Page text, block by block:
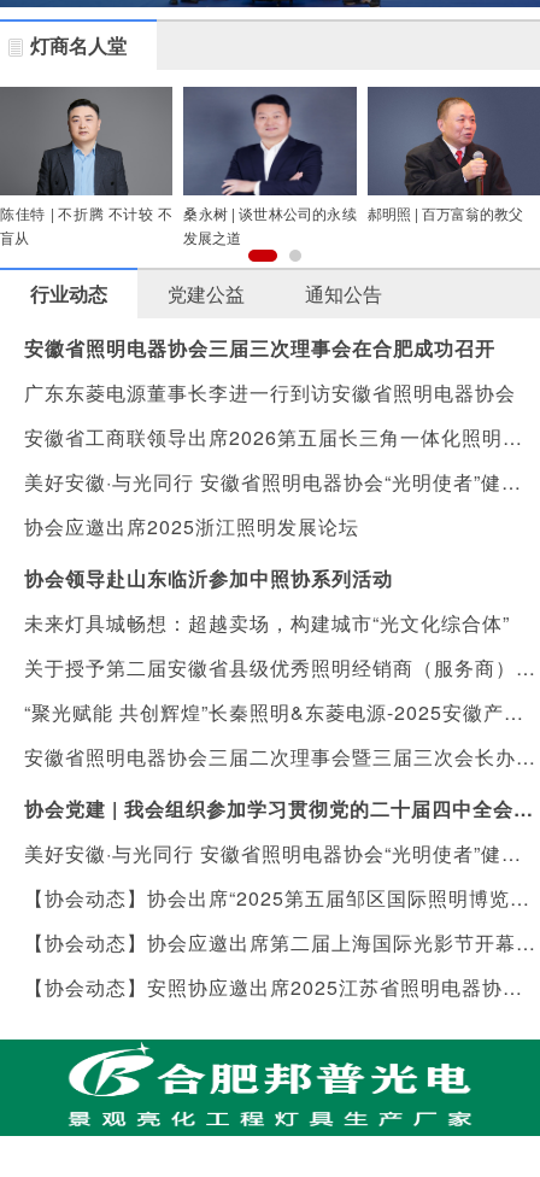
灯商名人堂
陈佳特 | 不折腾 不计较 不
盲从
桑永树 | 谈世林公司的永续
发展之道
郝明照 | 百万富翁的教父
行业动态 党建公益
通知公告
安徽省照明电器协会三届三次理事会在合肥成功召开
广东东菱电源董事长李进一行到访安徽省照明电器协会
安徽省工商联领导出席2026第五届长三角一体化照明产业生态发展大会
美好安徽·与光同行 安徽省照明电器协会“光明使者”健康照明进社区公益活动
协会应邀出席2025浙江照明发展论坛
协会领导赴山东临沂参加中照协系列活动
未来灯具城畅想：超越卖场，构建城市“光文化综合体”
关于授予第二届安徽省县级优秀照明经销商（服务商）“健康照明守护人”称号暨落实表彰及扶持措施的通知
“聚光赋能 共创辉煌”长秦照明&东菱电源-2025安徽产品发布会在合肥举行
安徽省照明电器协会三届二次理事会暨三届三次会长办公会顺利召开
协会党建 | 我会组织参加学习贯彻党的二十届四中全会精神宣讲报告会
美好安徽·与光同行 安徽省照明电器协会“光明使者”健康照明进校园，向利辛县城北镇陈营村小学捐赠价值十万元护眼灯具
【协会动态】协会出席“2025第五届邹区国际照明博览会”开幕式
【协会动态】协会应邀出席第二届上海国际光影节开幕式及光影艺术国际研讨会
【协会动态】安照协应邀出席2025江苏省照明电器协会年会